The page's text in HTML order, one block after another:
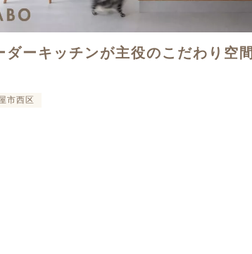
ダーキッチンが主役のこだわり空間
市西区